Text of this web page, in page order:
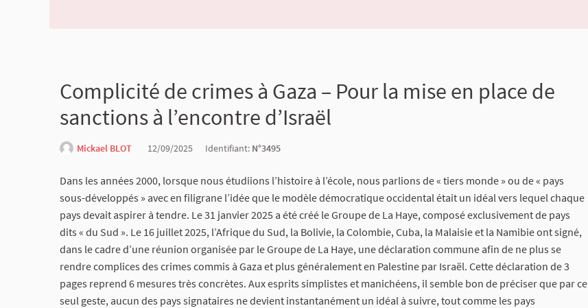
Complicité de crimes à Gaza – Pour la mise en place de
sanctions à l’encontre d’Israël
Mickael BLOT 12/09/2025 Identifiant: N°3495
Dans les années 2000, lorsque nous étudiions l’histoire à l’école, nous parlions de « tiers monde » ou de « pays
sous-développés » avec en filigrane l’idée que le modèle démocratique occidental était un idéal vers lequel chaque
pays devait aspirer à tendre. Le 31 janvier 2025 a été créé le Groupe de La Haye, composé exclusivement de pays
dits « du Sud ». Le 16 juillet 2025, l’Afrique du Sud, la Bolivie, la Colombie, Cuba, la Malaisie et la Namibie ont signé,
dans le cadre d’une réunion organisée par le Groupe de La Haye, une déclaration commune afin de ne plus se
rendre complices des crimes commis à Gaza et plus généralement en Palestine par Israël. Cette déclaration de 3
pages reprend 6 mesures très concrètes. Aux esprits simplistes et manichéens, il semble bon de préciser que par ce
seul geste, aucun des pays signataires ne devient instantanément un idéal à suivre, tout comme les pays